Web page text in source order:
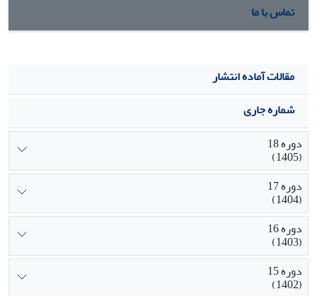
تماس با ما
مقالات آماده انتشار
شماره جاری
دوره 18
(1405)
دوره 17
(1404)
دوره 16
(1403)
دوره 15
(1402)